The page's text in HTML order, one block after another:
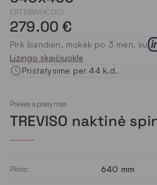
ERTRBWHCD01
279.00 €
Pirk šiandien, mokėk po 3 mėn. su
Lizingo skaičiuoklė
Pristatysime per 44 k.d.
Prekės aprašymas
TREVISO naktinė
Plotis: 640 mm